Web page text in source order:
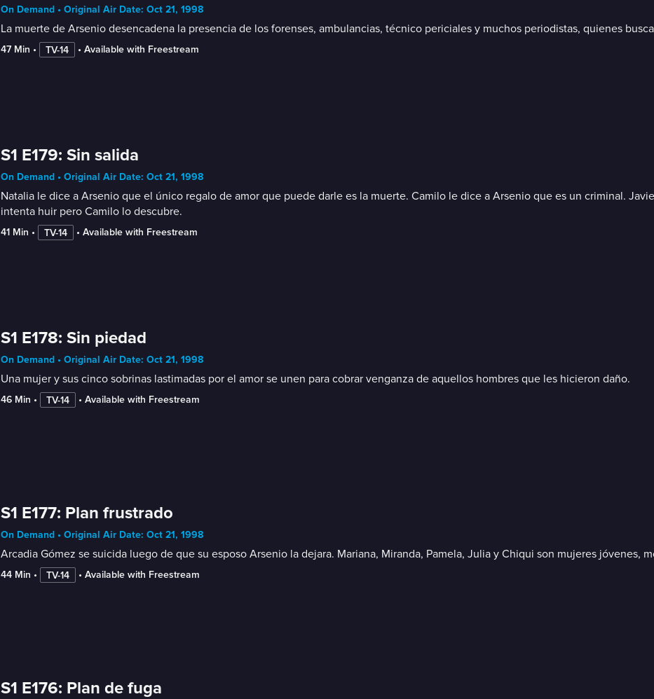
On Demand • Original Air Date: Oct 21, 1998
La muerte de Arsenio desencadena la presencia de los forenses, ambulancias, técnico periciales y muchos periodistas, quienes
47 Min • TV-14 • Available with Freestream
S1 E179: Sin salida
On Demand • Original Air Date: Oct 21, 1998
Natalia le dice a Arsenio que el único regalo de amor que puede darle es la muerte. Camilo le dice a Arsenio que es un criminal.
intenta huir pero Camilo lo descubre.
41 Min • TV-14 • Available with Freestream
S1 E178: Sin piedad
On Demand • Original Air Date: Oct 21, 1998
Una mujer y sus cinco sobrinas lastimadas por el amor se unen para cobrar venganza de aquellos hombres que les hicieron daño.
46 Min • TV-14 • Available with Freestream
S1 E177: Plan frustrado
On Demand • Original Air Date: Oct 21, 1998
Arcadia Gómez se suicida luego de que su esposo Arsenio la dejara. Mariana, Miranda, Pamela, Julia y Chiqui son mujeres
44 Min • TV-14 • Available with Freestream
S1 E176: Plan de fuga